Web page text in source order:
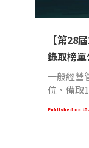
【第28
錄取榜
一般經營
位、備取
Published on 15